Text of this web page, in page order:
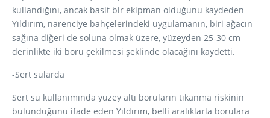
kullandığını, ancak basit bir ekipman olduğunu kaydeden
Yıldırım, narenciye bahçelerindeki uygulamanın, biri ağacın
sağına diğeri de soluna olmak üzere, yüzeyden 25-30 cm
derinlikte iki boru çekilmesi şeklinde olacağını kaydetti.
-Sert sularda
Sert su kullanımında yüzey altı boruların tıkanma riskinin
bulunduğunu ifade eden Yıldırım, belli aralıklarla borulara